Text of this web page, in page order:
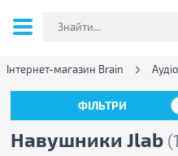
Інтернет-магазин Brain Аудіо
Навушники Jlab
ФІЛЬТРИ
ФІЛЬТРИ 1